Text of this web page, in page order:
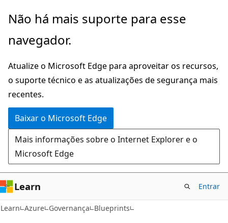
Pular
o
principal
Não há mais suporte para esse
navegador.
Atualize o Microsoft Edge para aproveitar os recursos,
o suporte técnico e as atualizações de segurança mais
recentes.
Baixar o Microsoft Edge
Mais informações sobre o Internet Explorer e o
Microsoft Edge
Learn Entrar
Learn Azure Governança Blueprints